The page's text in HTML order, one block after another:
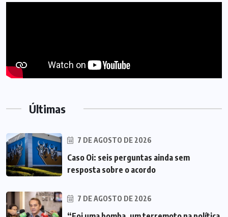
Últimas
7 DE AGOSTO DE 2026
Caso Oi: seis perguntas ainda sem
resposta sobre o acordo
7 DE AGOSTO DE 2026